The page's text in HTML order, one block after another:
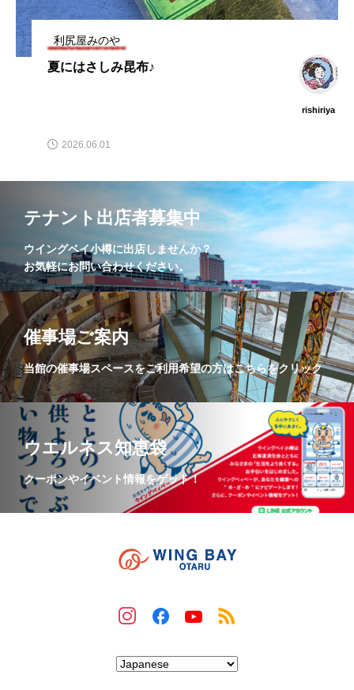
利尻屋みのや
夏にはさしみ昆布♪
rishiriya
2026.06.01
テナント出店者募集中
ウイングベイ小樽に出店しませんか？
お気軽にお問い合わせください。
催事場ご案内
当館の催事場スペースをご利用希望の方はこちらをクリック
ウエルネス知恵袋
クーポンやイベント情報をゲット！